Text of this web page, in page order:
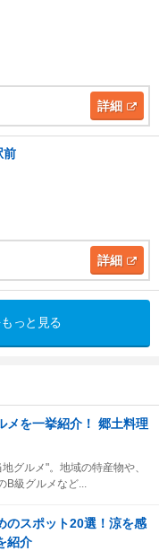
詳細
前
詳細
っと見る
メを一挙紹介！ 郷土料理
グルメ"。地域の特産物や、
B級グルメなど...
のスポット20選！涼を感
紹介